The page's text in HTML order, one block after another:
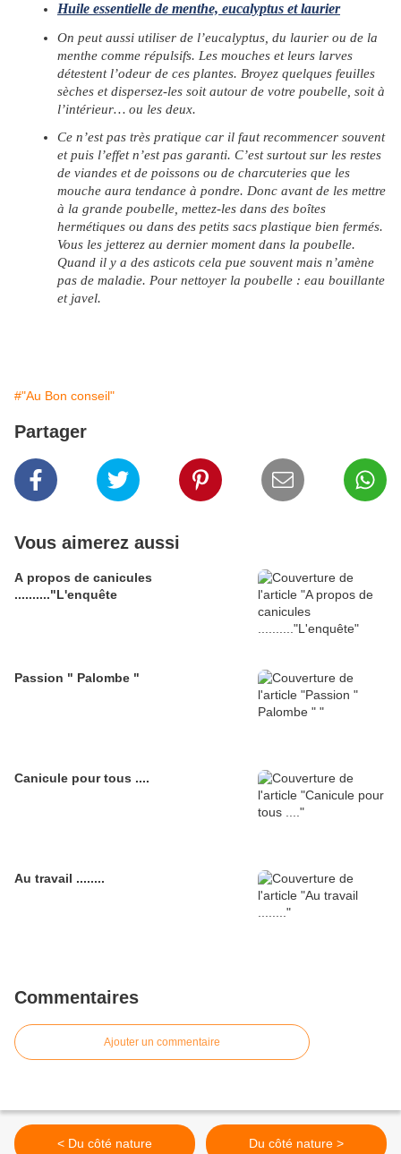
Huile essentielle de menthe, eucalyptus et laurier
On peut aussi utiliser de l’eucalyptus, du laurier ou de la
menthe comme répulsifs. Les mouches et leurs larves
détestent l’odeur de ces plantes. Broyez quelques feuilles
sèches et dispersez-les soit autour de votre poubelle, soit à
l’intérieur… ou les deux.
Ce n’est pas très pratique car il faut recommencer souvent
et puis l’effet n’est pas garanti. C’est surtout sur les restes
de viandes et de poissons ou de charcuteries que les
mouche aura tendance à pondre. Donc avant de les mettre
à la grande poubelle, mettez-les dans des boîtes
hermétiques ou dans des petits sacs plastique bien fermés.
Vous les jetterez au dernier moment dans la poubelle.
Quand il y a des asticots cela pue souvent mais n’amène
pas de maladie. Pour nettoyer la poubelle : eau bouillante
et javel.
#"Au Bon conseil"
Partager
Vous aimerez aussi
A propos de canicules
.........."L'enquête
Passion " Palombe "
Canicule pour tous ....
Au travail ........
Commentaires
Ajouter un commentaire
< Du côté nature Du côté nature >